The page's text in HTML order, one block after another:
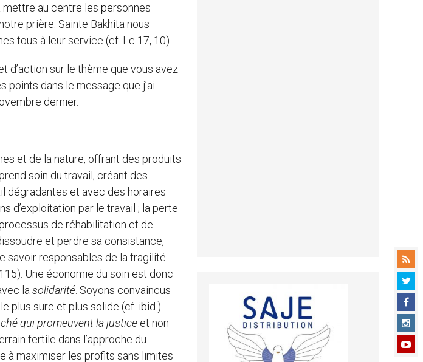
au centre les personnes
prière. Sainte Bakhita nous
tous à leur service (cf. Lc 17, 10).
d’action sur le thème que vous avez
points dans le message que j’ai
dernier.
et de la nature, offrant des produits
soin du travail, créant des
dégradantes et avec des horaires
d’exploitation par le travail ; la perte
de réhabilitation et de
et perdre sa consistance,
savoir responsables de la fragilité
Une économie du soin est donc
la solidarité . Soyons convaincus
plus sure et plus solide (cf. ibid.).
qui promeuvent la justice et non
fertile dans l’approche du
à maximiser les profits sans limites